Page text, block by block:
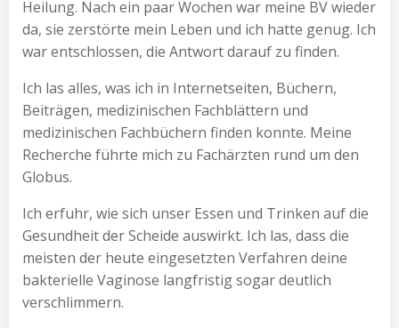
Heilung. Nach ein paar Wochen war meine BV wieder
da, sie zerstörte mein Leben und ich hatte genug. Ich
war entschlossen, die Antwort darauf zu finden.
Ich las alles, was ich in Internetseiten, Büchern,
Beiträgen, medizinischen Fachblättern und
medizinischen Fachbüchern finden konnte. Meine
Recherche führte mich zu Fachärzten rund um den
Globus.
Ich erfuhr, wie sich unser Essen und Trinken auf die
Gesundheit der Scheide auswirkt. Ich las, dass die
meisten der heute eingesetzten Verfahren deine
bakterielle Vaginose langfristig sogar deutlich
verschlimmern.